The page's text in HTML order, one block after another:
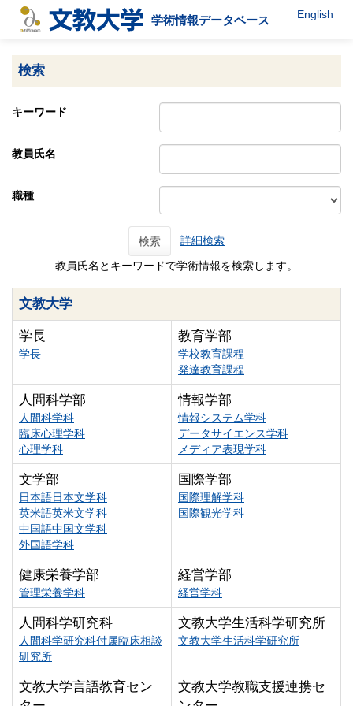
学術情報データベース English
検索
キーワード
教員氏名
職種
検索 詳細検索
教員氏名とキーワードで学術情報を検索します。
文教大学
学長
学長
教育学部
学校教育課程
発達教育課程
人間科学部
人間科学科
臨床心理学科
心理学科
情報学部
情報システム学科
データサイエンス学科
メディア表現学科
文学部
日本語日本文学科
英米語英米文学科
中国語中国文学科
外国語学科
国際学部
国際理解学科
国際観光学科
健康栄養学部
管理栄養学科
経営学部
経営学科
人間科学研究科
人間科学研究科付属臨床相談
研究所
文教大学生活科学研究所
文教大学生活科学研究所
文教大学言語教育セン
文教大学教職支援連携セ